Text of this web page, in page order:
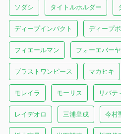
ソダシ タイトルホルダー
ディープインパクト ディープ
フィエールマン フォーエバー
ブラストワンピース マカヒキ
モレイラ モーリス リバテ
レイデオロ 三浦皇成 今村